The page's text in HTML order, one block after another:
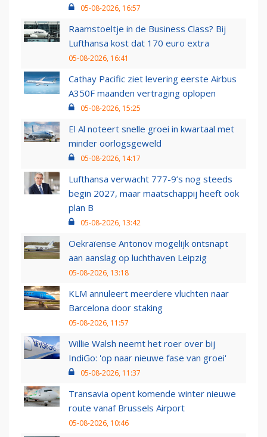
05-08-2026, 16:57
Raamstoeltje in de Business Class? Bij
Lufthansa kost dat 170 euro extra
05-08-2026, 16:41
Cathay Pacific ziet levering eerste Airbus
A350F maanden vertraging oplopen
05-08-2026, 15:25
El Al noteert snelle groei in kwartaal met
minder oorlogsgeweld
05-08-2026, 14:17
Lufthansa verwacht 777-9’s nog steeds
begin 2027, maar maatschappij heeft ook
plan B
05-08-2026, 13:42
Oekraïense Antonov mogelijk ontsnapt
aan aanslag op luchthaven Leipzig
05-08-2026, 13:18
KLM annuleert meerdere vluchten naar
Barcelona door staking
05-08-2026, 11:57
Willie Walsh neemt het roer over bij
IndiGo: 'op naar nieuwe fase van groei'
05-08-2026, 11:37
Transavia opent komende winter nieuwe
route vanaf Brussels Airport
05-08-2026, 10:46